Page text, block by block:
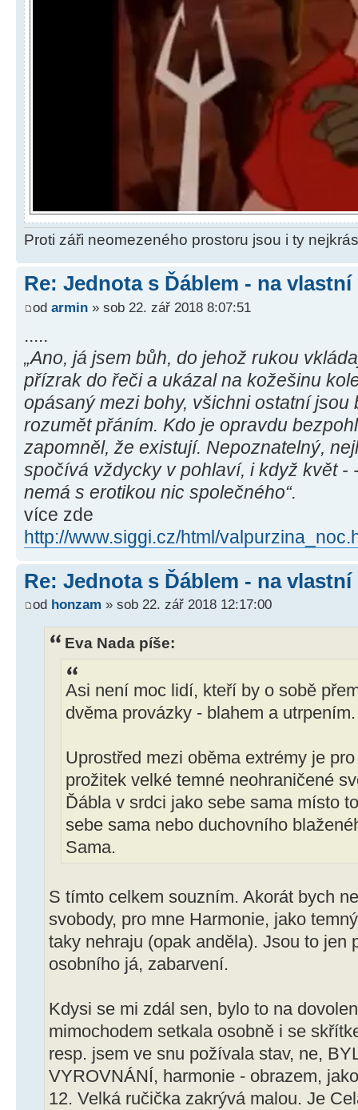
Proti záři neomezeného prostoru jsou i ty
Re: Jednota s Ďáblem - na
od armin » sob 22. zář 2018 8:07:51
.....
„Ano, já jsem bůh, do jehož rukou
přízrak do řeči a ukázal na kožešinu
opásaný mezi bohy, všichni ostatní
rozumět přáním. Kdo je opravdu
zapomněl, že existují. Nepoznatelný,
spočívá vždycky v pohlaví, i když květ -
nemá s erotikou nic společného“.
více zde
http://www.siggi.cz/html/
Re: Jednota s Ďáblem - na
od honzam » sob 22. zář 2018 12:17:00
Eva Nada píše:
Asi není moc lidí, kteří by o sobě
dvěma provázky - blahem a
Uprostřed mezi oběma extrémy je
prožitek velké temné neohraničené
Ďábla v srdci jako sebe sama místo
sebe sama nebo duchovního
Sama.
S tímto celkem souzním. Akorát bych
svobody, pro mne Harmonie, jako
taky nehraju (opak anděla). Jsou to jen
osobního já, zabarvení.
Kdysi se mi zdál sen, bylo to na
mimochodem setkala osobně i se
resp. jsem ve snu požívala stav, ne,
VYROVNÁNÍ, harmonie - obrazem,
12. Velká ručička zakrývá malou. Je